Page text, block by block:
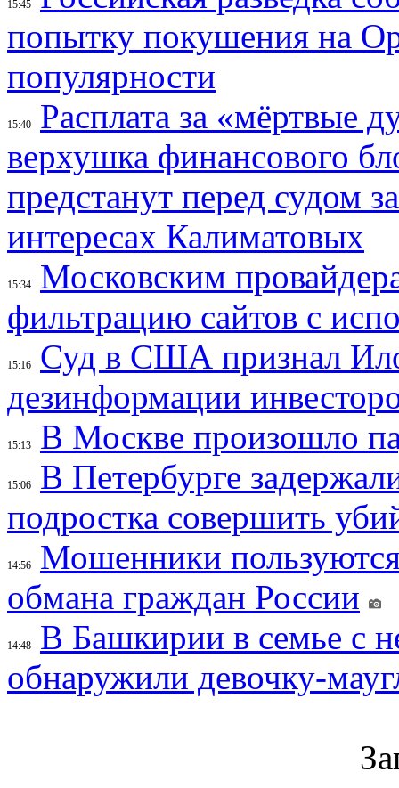
15:45
попытку покушения на
популярности
15:40
Расплата за «мёртвые
верхушка финансового
предстанут перед судом
интересах Калиматовых
15:34
Московским
фильтрацию сайтов с
15:16
Суд в США признал
дезинформации
15:13 В Москве произошло
15:06
В Петербурге
подростка совершить
14:56
Мошенники
обмана граждан России
14:48
В Башкирии в семье с
обнаружили девочку-